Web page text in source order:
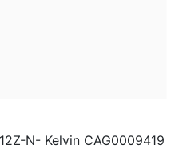
N- Kelvin CAG0009419